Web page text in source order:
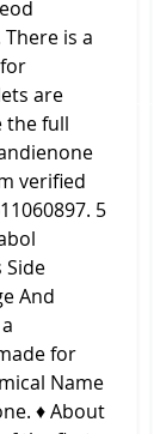
is a
are
the full
verified
5
Side
And
for
Name
♦ About